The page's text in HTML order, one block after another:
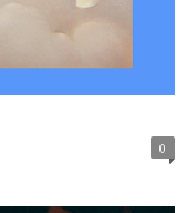
0